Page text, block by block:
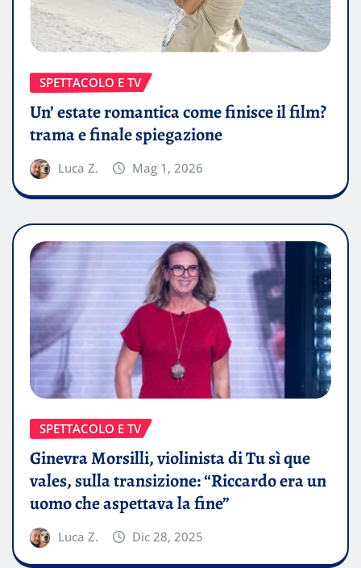
SPETTACOLO E TV
Un’ estate romantica come finisce il film?
trama e finale spiegazione
Luca Z. Mag 1, 2026
SPETTACOLO E TV
Ginevra Morsilli, violinista di Tu sì que
vales, sulla transizione: “Riccardo era un
uomo che aspettava la fine”
Luca Z. Dic 28, 2025